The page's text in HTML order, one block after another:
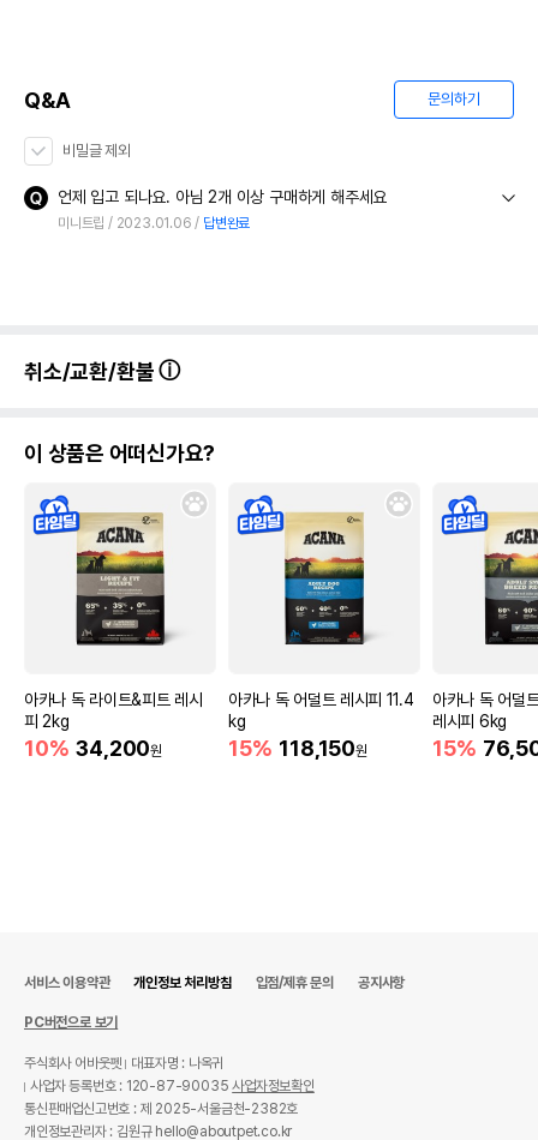
Q&A 문의하기
비밀글 제외
언제 입고 되나요. 아님 2개 이상 구매하게 해주세요
미니트립 2023.01.06 답변완료
취소/교환/환불
이 상품은 어떠신가요?
아카나 독 라이트&피트 레시
피 2kg
10% 34,200원
아카나 독 어덜트 레시피 11.4
kg
15% 118,150원
아카나 독 어덜
레시피 6kg
15%
서비스 이용약관 개인정보 처리방침 입점/제휴 문의 공지사항
PC버전으로 보기
주식회사 어바웃펫
대표자명 : 나옥귀
사업자 등록번호 : 120-87-90035사업자정보확인
통신판매업신고번호 : 제 2025-서울금천-2382호
개인정보관리자 : 김원규 hello@aboutpet.co.kr